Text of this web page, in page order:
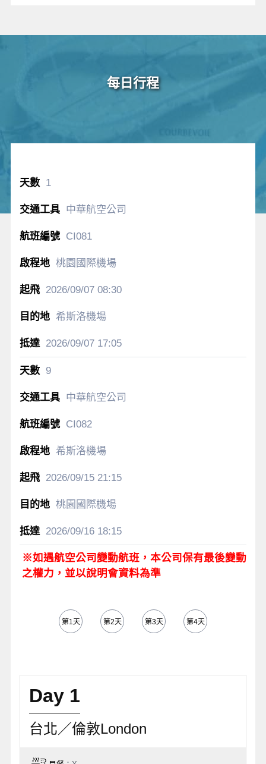
每日行程
1
中華航空公司
CI081
桃園國際機場
2026/09/0708:30
希斯洛機場
2026/09/0717:05
9
中華航空公司
CI082
希斯洛機場
2026/09/1521:15
桃園國際機場
2026/09/1618:15
※如遇航空公司變動航班，本公司保有最後變動
之權力，並以說明會資料為準
第1天 第2天 第3天 第4天
Day 1
台北／倫敦London